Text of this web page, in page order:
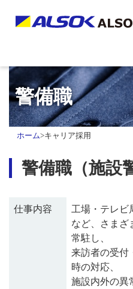
警備職
ホーム>キャリア採用
警備職（施設
仕事内容
工場・テレビ
など、さまざ
常駐し、
来訪者の受付
時の対応、
施設内外の異